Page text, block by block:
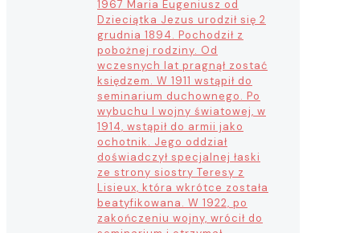
1967 Maria Eugeniusz od
Dzieciątka Jezus urodził się 2
grudnia 1894. Pochodził z
pobożnej rodziny. Od
wczesnych lat pragnął zostać
księdzem. W 1911 wstąpił do
seminarium duchownego. Po
wybuchu I wojny światowej, w
1914, wstąpił do armii jako
ochotnik. Jego oddział
doświadczył specjalnej łaski
ze strony siostry Teresy z
Lisieux, która wkrótce została
beatyfikowana. W 1922, po
zakończeniu wojny, wrócił do